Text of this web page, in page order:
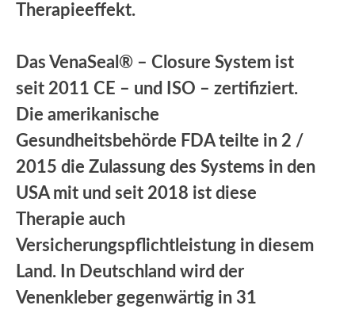
Therapieeffekt.
Das VenaSeal® – Closure System ist
seit 2011 CE – und ISO – zertifiziert.
Die amerikanische
Gesundheitsbehörde FDA teilte in 2 /
2015 die Zulassung des Systems in den
USA mit und seit 2018 ist diese
Therapie auch
Versicherungspflichtleistung in diesem
Land. In Deutschland wird der
Venenkleber gegenwärtig in 31